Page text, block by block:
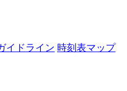
イドライン 時刻表マップ